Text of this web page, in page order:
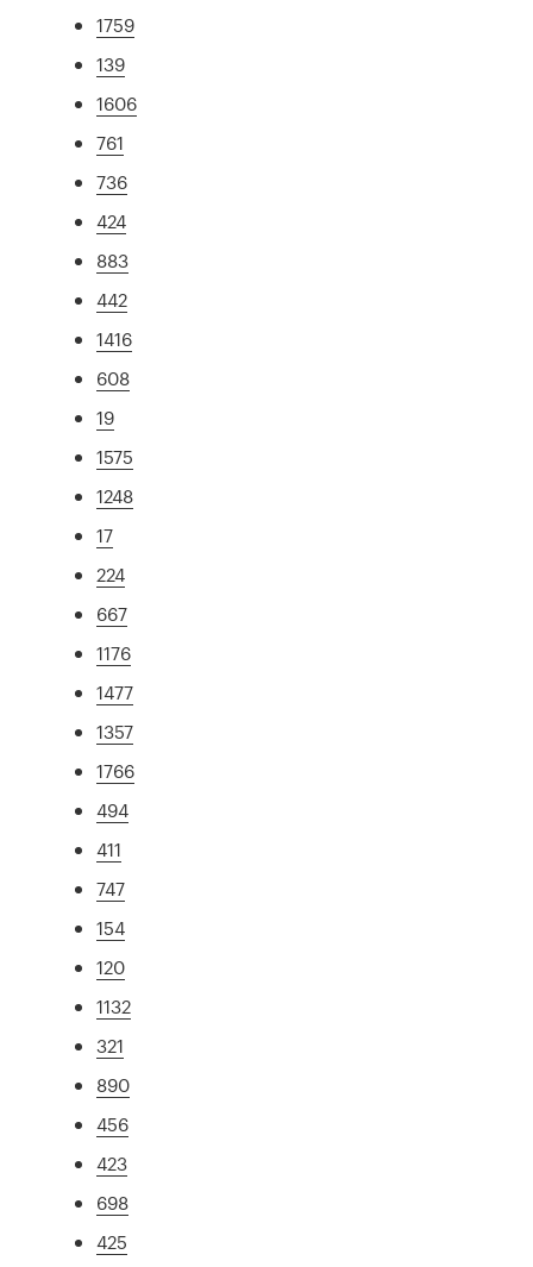
1759
139
1606
761
736
424
883
442
1416
608
19
1575
1248
17
224
667
1176
1477
1357
1766
494
411
747
154
120
1132
321
890
456
423
698
425